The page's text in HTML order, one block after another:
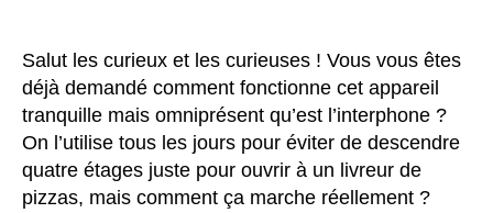
Salut les curieux et les curieuses ! Vous vous êtes
déjà demandé comment fonctionne cet appareil
tranquille mais omniprésent qu’est l’interphone ?
On l’utilise tous les jours pour éviter de descendre
quatre étages juste pour ouvrir à un livreur de
pizzas, mais comment ça marche réellement ?